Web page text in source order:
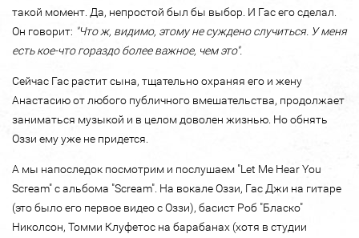
такой момент. Да, непростой был бы выбор. И Гас его сделал.
Он говорит: "Что ж, видимо, этому не суждено случиться. У меня
есть кое-что гораздо более важное, чем это".
Сейчас Гас растит сына, тщательно охраняя его и жену
Анастасию от любого публичного вмешательства, продолжает
заниматься музыкой и в целом доволен жизнью. Но обнять
Оззи ему уже не придется.
А мы напоследок посмотрим и послушаем "Let Me Hear You
Scream" с альбома "Scream". На вокале Оззи, Гас Джи на гитаре
(это было его первое видео с Оззи), басист Роб "Бласко"
Николсон, Томми Клуфетос на барабанах (хотя в студии